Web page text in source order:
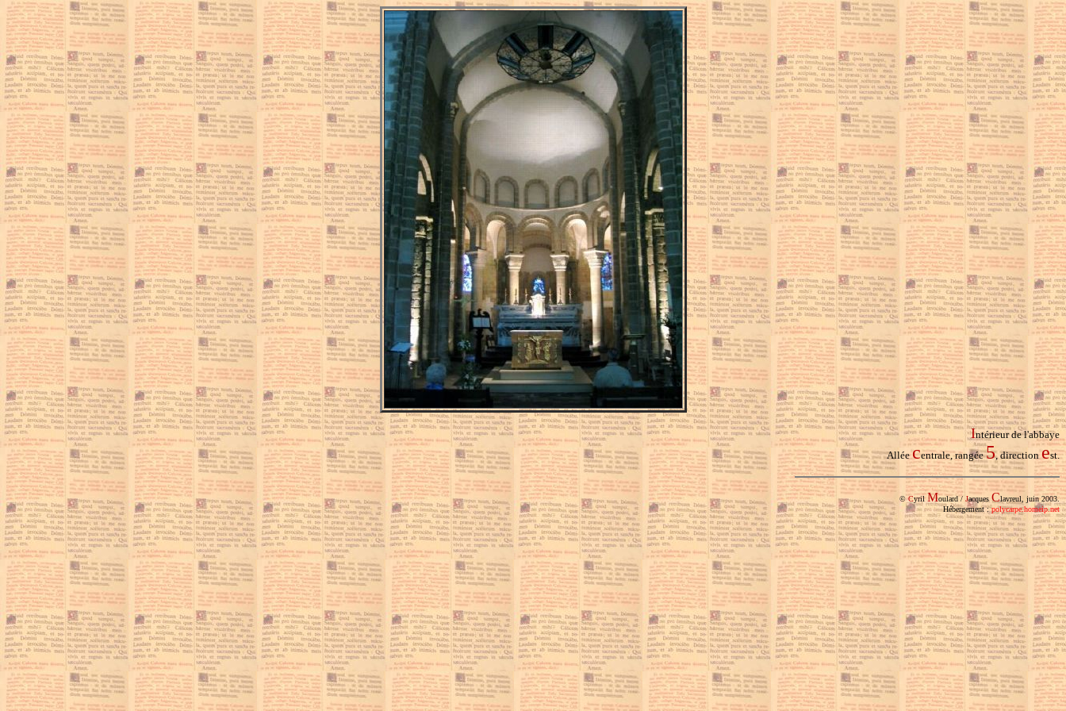
Intérieur de l'abbaye
Alléecentrale, rangée5, directionest.
©CyrilMoulard / Jacques Clavreul, juin 2003.
Hébergement :polycarpe.homeip.net